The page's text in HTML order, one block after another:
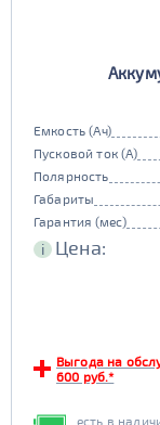
Емкость (Ач)
Пусковой ток (А)
Полярность
Габариты
Гарантия (мес)
i Цена:
Выгода на
600 руб.*
есть в